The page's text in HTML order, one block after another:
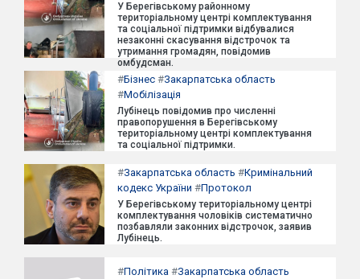
У Берегівському районному
територіальному центрі комплектування
та соціальної підтримки відбувалися
незаконні скасування відстрочок та
утримання громадян, повідомив
омбудсман.
#Бізнес #Закарпатська область
#Мобілізація
Лубінець повідомив про численні
правопорушення в Берегівському
територіальному центрі комплектування
та соціальної підтримки.
#Закарпатська область #Кримінальний
кодекс України #Протокол
У Берегівському територіальному центрі
комплектування чоловіків систематично
позбавляли законних відстрочок, заявив
Лубінець.
#Політика #Закарпатська область